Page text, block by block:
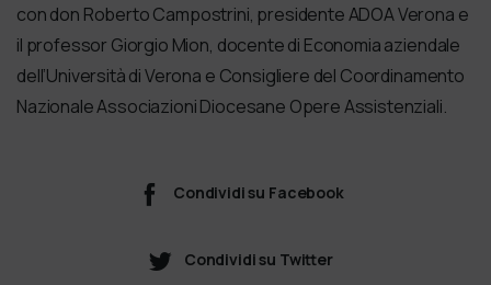
con don Roberto Campostrini, presidente ADOA Verona e
il professor Giorgio Mion, docente di Economia aziendale
dell’Università di Verona e Consigliere del Coordinamento
Nazionale Associazioni Diocesane Opere Assistenziali.
Condividi su Facebook
Condividi su Twitter